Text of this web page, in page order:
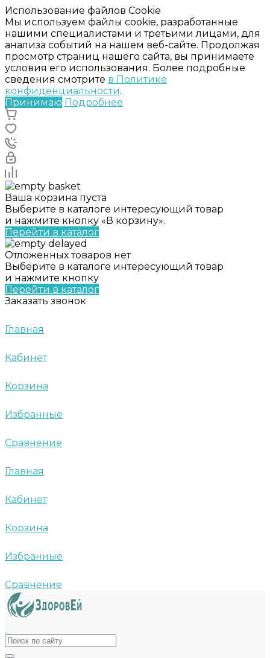
Использование файлов Cookie
Мы используем файлы cookie, разработанные
нашими специалистами и третьими лицами, для
анализа событий на нашем веб-сайте. Продолжая
просмотр страниц нашего сайта, вы принимаете
условия его использования. Более подробные
сведения смотрите в Политике
конфиденциальности.
Принимаю Подробнее
Ваша корзина пуста
Выберите в каталоге интересующий товар
и нажмите кнопку «В корзину».
Перейти в каталог
Отложенных товаров нет
Выберите в каталоге интересующий товар
и нажмите кнопку
Перейти в каталог
Заказать звонок
Главная
Кабинет
Корзина
Избранные
Сравнение
Главная
Кабинет
Корзина
Избранные
Сравнение